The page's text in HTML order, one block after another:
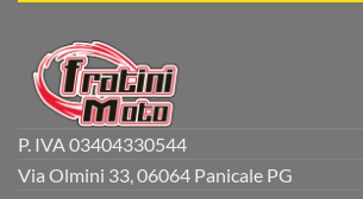
P. IVA 03404330544
Via Olmini 33, 06064 Panicale PG